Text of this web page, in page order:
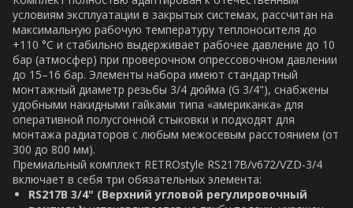
условиям эксплуатации в закрытых системах, рассчитан на
максимальную рабочую температуру теплоносителя до
+110 °C и стабильно выдерживает рабочее давление до 10
бар (атмосфер) при проверочном опрессовочном давлении
до 15–16 бар. Элементы набора имеют стандартный
монтажный диаметр резьбы 3/4 дюйма (G 3/4"), снабжены
удобными накидными гайками типа «американка» для
оперативной полусгонной стыковки и подходят для
монтажа радиаторов с любым межосевым расстоянием (от
300 до 800 мм).
Премиальный комплект RETROstyle RS217B/v672/VZD-3/4
включает в себя три обязательных элемента:
RS217B 3/4" (Верхний угловой регулировочный